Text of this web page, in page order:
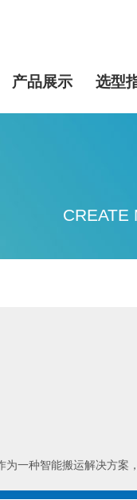
产品展示 选型
CREATE
为一种智能搬运解决方案